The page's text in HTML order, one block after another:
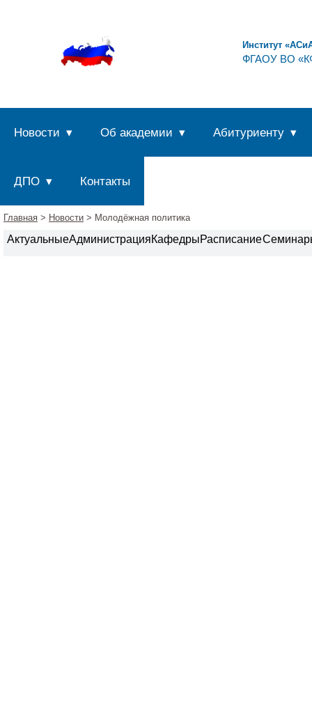
Институт
ФГАОУ ВО
Новости Об академии Абитуриенту
ДПО Контакты
Главная > Новости > Молодёжная политика
АктуальныеАдминистрацияКафедрыРасписание